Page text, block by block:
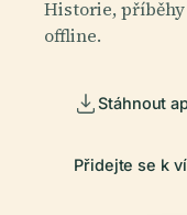
Historie,
offline.
Stáhnout
Přidejte se k